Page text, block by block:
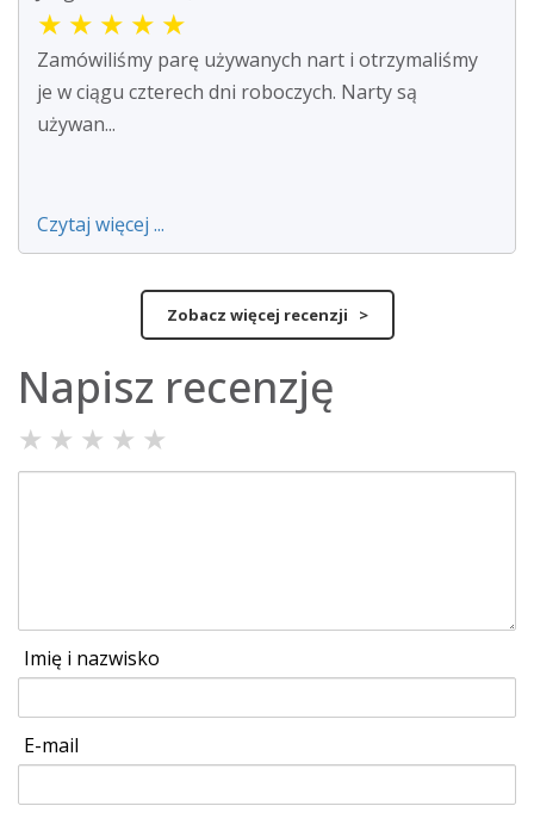
★ ★ ★ ★ ★
Zamówiliśmy parę używanych nart i otrzymaliśmy
je w ciągu czterech dni roboczych. Narty są
używan...
Czytaj więcej ...
Zobacz więcej recenzji >
Napisz recenzję
★ ★ ★ ★ ★
Imię i nazwisko
E-mail